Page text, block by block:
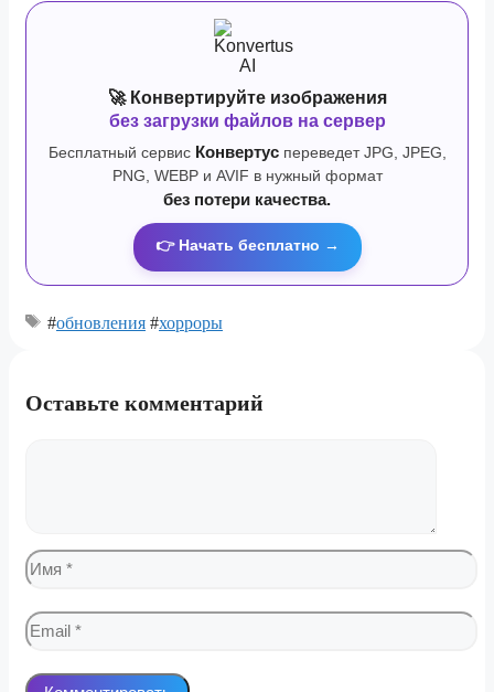
🚀 Конвертируйте изображения
без загрузки файлов на сервер
Бесплатный сервис Конвертуспереведет JPG, JPEG,
PNG, WEBP и AVIF в нужный формат
без потери качества.
👉 Начать бесплатно →
#обновления #хорроры
Оставьте комментарий
Имя
Email